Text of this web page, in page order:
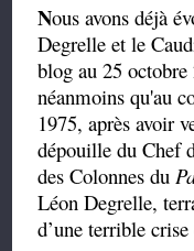
Nous avons déjà
Degrelle et le
blog au 25
néanmoins qu'au
1975, après avoir
dépouille du Chef
des Colonnes du
Léon Degrelle,
d’une terrible